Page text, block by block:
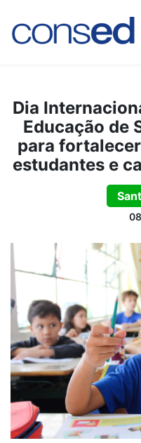
Dia
Educação de
para
estudantes e